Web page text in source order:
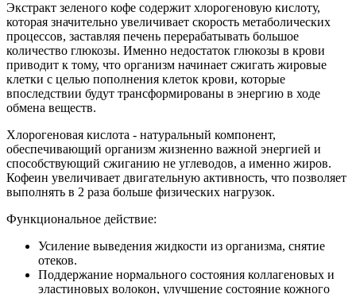
Экстракт зеленого кофе содержит хлорогеновую кислоту,
которая значительно увеличивает скорость метаболических
процессов, заставляя печень перерабатывать большое
количество глюкозы. Именно недостаток глюкозы в крови
приводит к тому, что организм начинает сжигать жировые
клетки с целью пополнения клеток крови, которые
впоследствии будут трансформированы в энергию в ходе
обмена веществ.
Хлорогеновая кислота - натуральный компонент,
обеспечивающий организм жизненно важной энергией и
способствующий сжиганию не углеводов, а именно жиров.
Кофеин увеличивает двигательную активность, что позволяет
выполнять в 2 раза больше физических нагрузок.
Функциональное действие:
Усиление выведения жидкости из организма, снятие
отеков.
Поддержание нормального состояния коллагеновых и
эластиновых волокон, улучшение состояние кожного